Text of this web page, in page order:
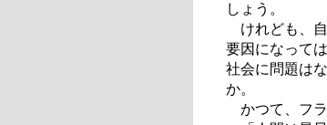
しょう。
けれども、自
要因になって
社会に問題は
か。
かつて、フラ